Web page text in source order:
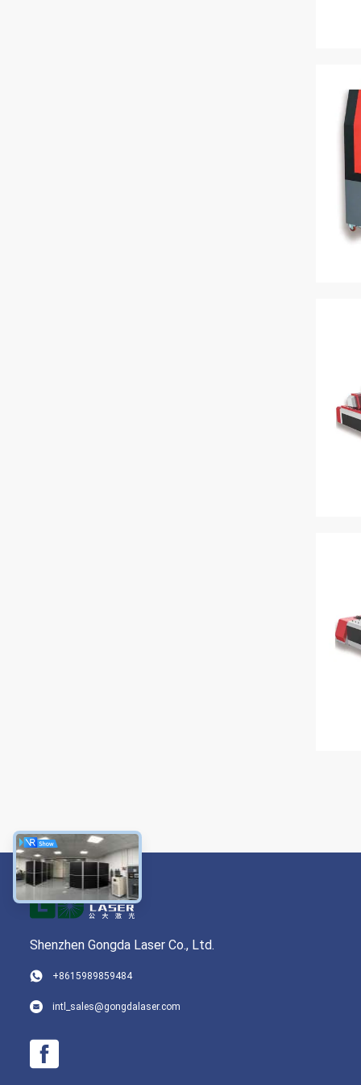
Shenzhen Gongda Laser Co., Ltd.
+8615989859484
intl_sales@gongdalaser.com